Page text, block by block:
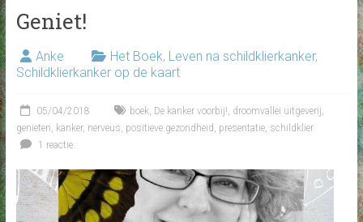
Geniet!
Anke Het Boek, Leven na schildklierkanker,
Schildklierkanker op de kaart
05/04/2018 boek, De kanker voorbij!, droomvallei uitgeverij,
genieten, kanker, nerveus, positieve gezondheid , presentatie, schildklier
1 reactie